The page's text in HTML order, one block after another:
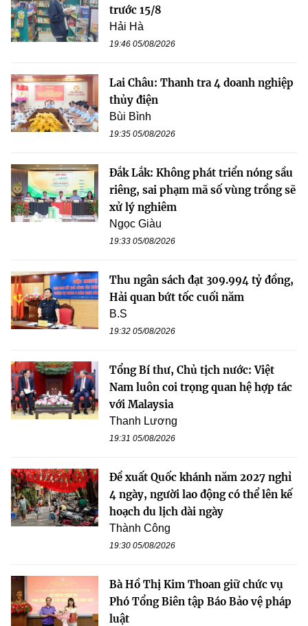
trước 15/8
Hải Hà
19:46 05/08/2026
Lai Châu: Thanh tra 4 doanh nghiệp
thủy điện
Bùi Bình
19:35 05/08/2026
Đắk Lắk: Không phát triển nóng sầu
riêng, sai phạm mã số vùng trồng sẽ
xử lý nghiêm
Ngọc Giàu
19:33 05/08/2026
Thu ngân sách đạt 309.994 tỷ đồng,
Hải quan bứt tốc cuối năm
B.S
19:32 05/08/2026
Tổng Bí thư, Chủ tịch nước: Việt
Nam luôn coi trọng quan hệ hợp tác
với Malaysia
Thanh Lương
19:31 05/08/2026
Đề xuất Quốc khánh năm 2027 nghỉ
4 ngày, người lao động có thể lên kế
hoạch du lịch dài ngày
Thành Công
19:30 05/08/2026
Bà Hồ Thị Kim Thoan giữ chức vụ
Phó Tổng Biên tập Báo Bảo vệ pháp
luật